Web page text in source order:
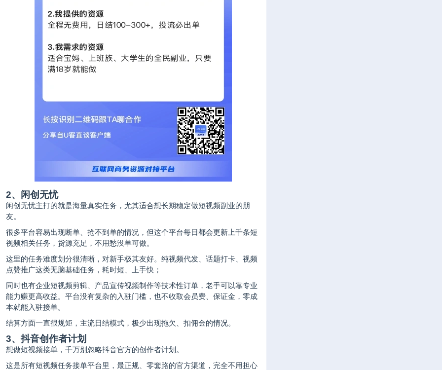
2、闲创无忧
闲创无忧主打的就是海量真实任务，尤其适合想长期稳定做短视频副业的朋
友。
很多平台容易出现断单、抢不到单的情况，但这个平台每日都会更新上千条短
视频相关任务，货源充足，不用愁没单可做。
这里的任务难度划分很清晰，对新手极其友好。纯视频代发、话题打卡、视频
点赞推广这类无脑基础任务，耗时短、上手快；
同时也有企业短视频剪辑、产品宣传视频制作等技术性订单，老手可以靠专业
能力赚更高收益。平台没有复杂的入驻门槛，也不收取会员费、保证金，零成
本就能入驻接单。
结算方面一直很规矩，主流日结模式，极少出现拖欠、扣佣金的情况。
3、抖音创作者计划
想做短视频接单，千万别忽略抖音官方的创作者计划。
这是所有短视频任务接单平台里，最正规、零套路的官方渠道，完全不用担心